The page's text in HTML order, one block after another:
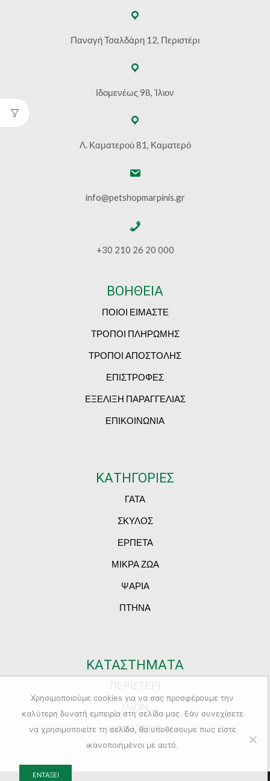
Παναγή Τσαλδάρη 12, Περιστέρι
Ιδομενέως 98, Ίλιον
Λ. Καματερού 81, Καματερό
info@petshopmarpinis.gr
+30 210 26 20 000
ΒΟΗΘΕΙΑ
ΠΟΙΟΙ ΕΙΜΑΣΤΕ
ΤΡΟΠΟΙ ΠΛΗΡΩΜΗΣ
ΤΡΟΠΟΙ ΑΠΟΣΤΟΛΗΣ
ΕΠΙΣΤΡΟΦΕΣ
ΕΞΕΛΙΞΗ ΠΑΡΑΓΓΕΛΙΑΣ
ΕΠΙΚΟΙΝΩΝΙΑ
ΚΑΤΗΓΟΡΙΕΣ
ΓΑΤΑ
ΣΚΥΛΟΣ
ΕΡΠΕΤΑ
ΜΙΚΡΑ ΖΩΑ
ΨΑΡΙΑ
ΠΤΗΝΑ
ΚΑΤΑΣΤΗΜΑΤΑ
ΚΑΜΑΤΕΡΟ
Χρησιμοποιούμε cookies για να σας προσφέρουμε την
καλύτερη δυνατή εμπειρία στη σελίδα μας. Εάν συνεχίσετε
να χρησιμοποιείτε τη σελίδα, θα υποθέσουμε πως είστε
ικανοποιημένοι με αυτό.
ΕΝΤΆΞΕΙ